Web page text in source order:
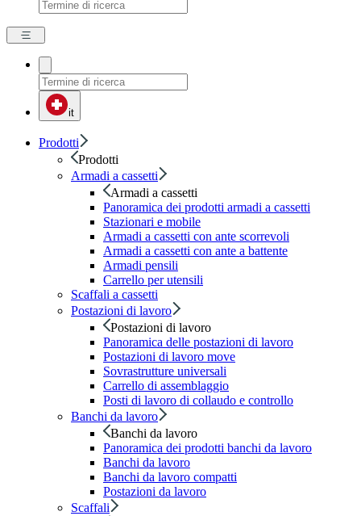
it
Prodotti
Prodotti
Armadi a cassetti
Armadi a cassetti
Panoramica dei prodotti armadi a cassetti
Stazionari e mobile
Armadi a cassetti con ante scorrevoli
Armadi a cassetti con ante a battente
Armadi pensili
Carrello per utensili
Scaffali a cassetti
Postazioni di lavoro
Postazioni di lavoro
Panoramica delle postazioni di lavoro
Postazioni di lavoro move
Sovrastrutture universali
Carrello di assemblaggio
Posti di lavoro di collaudo e controllo
Banchi da lavoro
Banchi da lavoro
Panoramica dei prodotti banchi da lavoro
Banchi da lavoro
Banchi da lavoro compatti
Postazioni da lavoro
Scaffali